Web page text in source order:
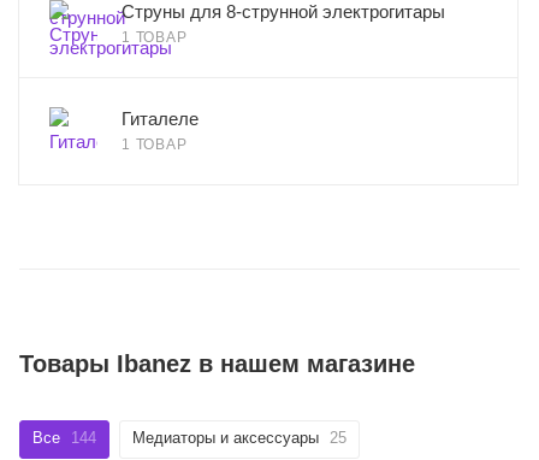
Струны для 8-струнной электрогитары
1 ТОВАР
Гиталеле
1 ТОВАР
Товары Ibanez в нашем магазине
Все 144 Медиаторы и аксессуары 25